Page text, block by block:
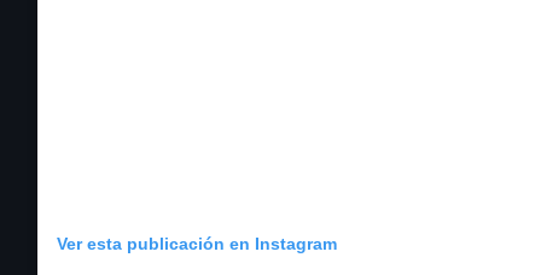
Ver esta publicación en Instagram